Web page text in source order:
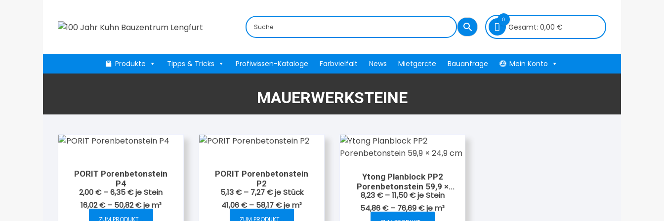
springen
0
Gesamt: 0,00 €
Produkte Tipps & Tricks Profiwissen-Kataloge Farbvielfalt News Mietgeräte Bauanfrage Mein Konto
MAUERWERKSTEINE
PORIT Porenbetonstein
P4
2,00€–6,35€je Stein
16,02€– 50,82€jem²
ZUM PRODUKT...
PORIT Porenbetonstein
P2
5,13€– 7,27€ je Stück
41,06€– 58,17€jem²
ZUM PRODUKT...
Ytong Planblock PP2
Porenbetonstein 59,9 ×
24,9 cm
8,23€–11,50€ je Stein
54,86€– 76,69€jem²